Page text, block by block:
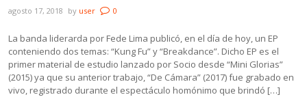
agosto 17, 2018 by user 0
La banda liderarda por Fede Lima publicó, en el día de hoy, un EP
conteniendo dos temas: “Kung Fu” y “Breakdance”. Dicho EP es el
primer material de estudio lanzado por Socio desde “Mini Glorias”
(2015) ya que su anterior trabajo, “De Cámara” (2017) fue grabado en
vivo, registrado durante el espectáculo homónimo que brindó […]